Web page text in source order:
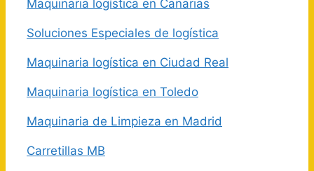
Maquinaria logística en Canarias
Soluciones Especiales de logística
Maquinaria logística en Ciudad Real
Maquinaria logística en Toledo
Maquinaria de Limpieza en Madrid
Carretillas MB